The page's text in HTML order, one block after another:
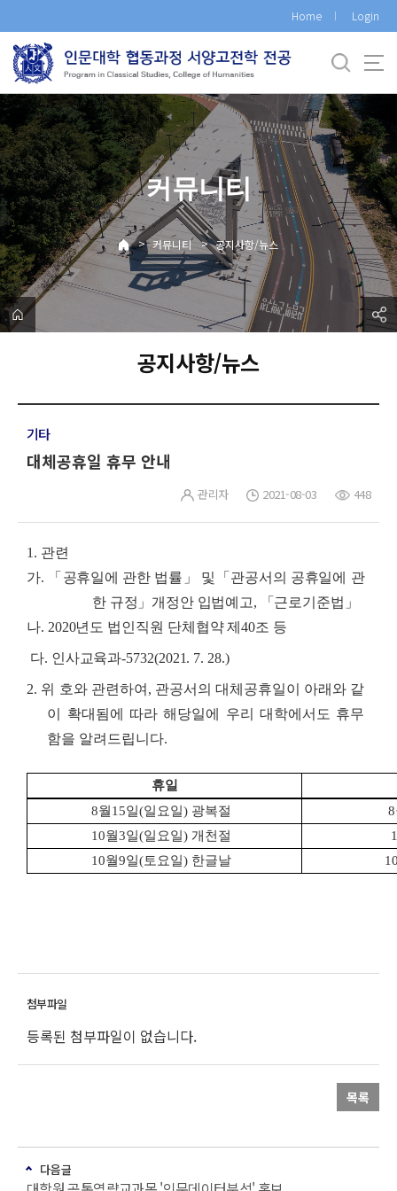
로
메
뉴
Home Login
커뮤니티
> 커뮤니티 > 공지사항/뉴스
공지사항/뉴스
기타
대체공휴일 휴무 안내
관리자 2021-08-03 448
1. 관련
가.
「공휴일에 관한 법률」 및「관공서의 공휴일에 관
한 규정」개정안 입법예고,
「근로기준법」
나. 2020년도 법인직원 단체협약 제40조 등
다. 인사교육과-5732(2021. 7. 28.)
2. 위 호와 관련하여 , 관공서의 대체공휴일이 아래와 같
이 확대됨에 따라 해당일에 우리 대학에서도 휴무
함을 알려드립니다.
휴일
8월15일(일요일) 광복절 8
10월3일(일요일) 개천절
10월9일(토요일) 한글날
등록된 첨부파일이 없습니다.
목록
다음글